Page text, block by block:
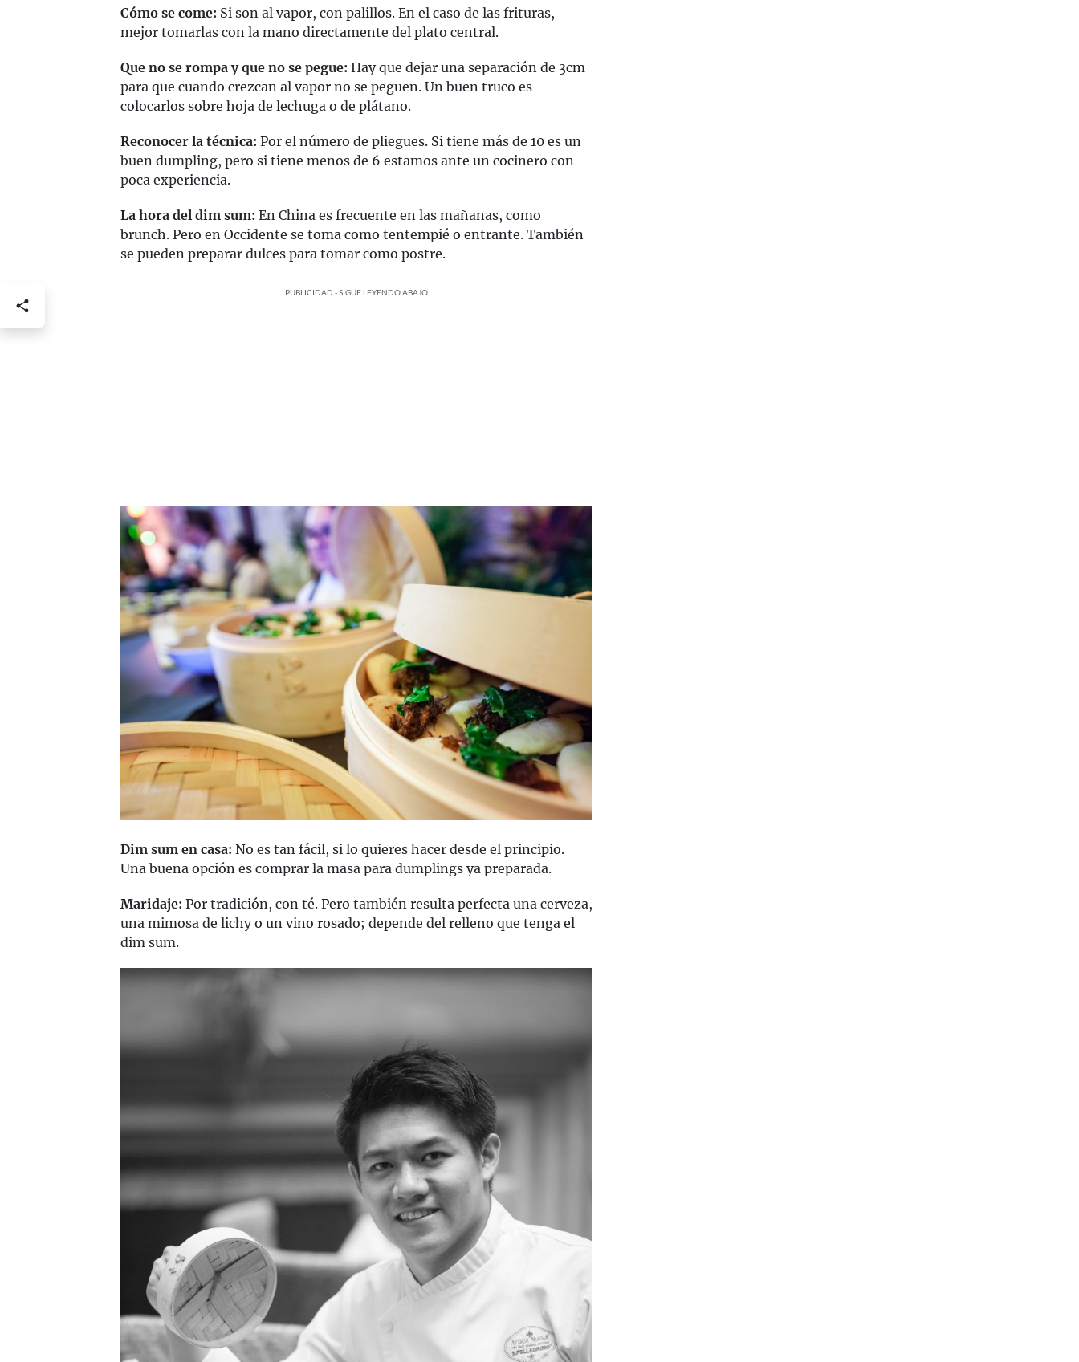
Cómo se come: Si son al vapor, con palillos. En el caso de las frituras,
mejor tomarlas con la mano directamente del plato central.
Que no se rompa y que no se pegue: Hay que dejar una separación de 3cm
para que cuando crezcan al vapor no se peguen. Un buen truco es
colocarlos sobre hoja de lechuga o de plátano.
Reconocer la técnica: Por el número de pliegues. Si tiene más de 10 es un
buen dumpling, pero si tiene menos de 6 estamos ante un cocinero con
poca experiencia.
La hora del dim sum: En China es frecuente en las mañanas, como
brunch. Pero en Occidente se toma como tentempié o entrante. También
se pueden preparar dulces para tomar como postre.
PUBLICIDAD - SIGUE LEYENDO ABAJO
Dim sum en casa: No es tan fácil, si lo quieres hacer desde el principio.
Una buena opción es comprar la masa para dumplings ya preparada.
Maridaje: Por tradición, con té. Pero también resulta perfecta una cerveza,
una mimosa de lichy o un vino rosado; depende del relleno que tenga el
dim sum.